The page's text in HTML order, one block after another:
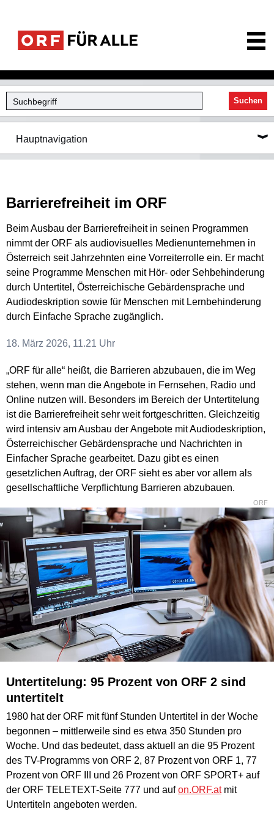
Suchen
Hauptnavigation
Barrierefreiheit im ORF
Beim Ausbau der Barrierefreiheit in seinen Programmen
nimmt der ORF als audiovisuelles Medienunternehmen in
Österreich seit Jahrzehnten eine Vorreiterrolle ein. Er macht
seine Programme Menschen mit Hör- oder Sehbehinderung
durch Untertitel, Österreichische Gebärdensprache und
Audiodeskription sowie für Menschen mit Lernbehinderung
durch Einfache Sprache zugänglich.
18. März 2026, 11.21 Uhr
„ORF für alle“ heißt, die Barrieren abzubauen, die im Weg
stehen, wenn man die Angebote in Fernsehen, Radio und
Online nutzen will. Besonders im Bereich der Untertitelung
ist die Barrierefreiheit sehr weit fortgeschritten. Gleichzeitig
wird intensiv am Ausbau der Angebote mit Audiodeskription,
Österreichischer Gebärdensprache und Nachrichten in
Einfacher Sprache gearbeitet. Dazu gibt es einen
gesetzlichen Auftrag, der ORF sieht es aber vor allem als
gesellschaftliche Verpflichtung Barrieren abzubauen.
ORF
Untertitelung: 95 Prozent von ORF 2 sind
untertitelt
1980 hat der ORF mit fünf Stunden Untertitel in der Woche
begonnen – mittlerweile sind es etwa 350 Stunden pro
Woche. Und das bedeutet, dass aktuell an die 95 Prozent
des TV-Programms von ORF 2, 87 Prozent von ORF 1, 77
Prozent von ORF III und 26 Prozent von ORF SPORT+ auf
der ORF TELETEXT-Seite 777 und aufon.ORF.atmit
Untertiteln angeboten werden.